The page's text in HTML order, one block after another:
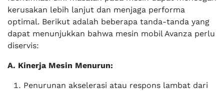
kerusakan lebih lanjut dan menjaga performa
optimal. Berikut adalah beberapa tanda-tanda yang
dapat menunjukkan bahwa mesin mobil Avanza perlu
diservis:
A. Kinerja Mesin Menurun:
Penurunan akselerasi atau respons lambat dari